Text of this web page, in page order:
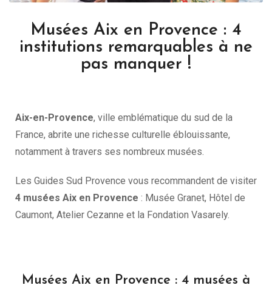
Musées Aix en Provence : 4
institutions remarquables à ne
pas manquer !
Aix-en-Provence, ville emblématique du sud de la
France, abrite une richesse culturelle éblouissante,
notamment à travers ses nombreux musées.
Les Guides Sud Provence vous recommandent de visiter
4 musées Aix en Provence : Musée Granet, Hôtel de
Caumont, Atelier Cezanne et la Fondation Vasarely.
Musées Aix en Provence : 4 musées à